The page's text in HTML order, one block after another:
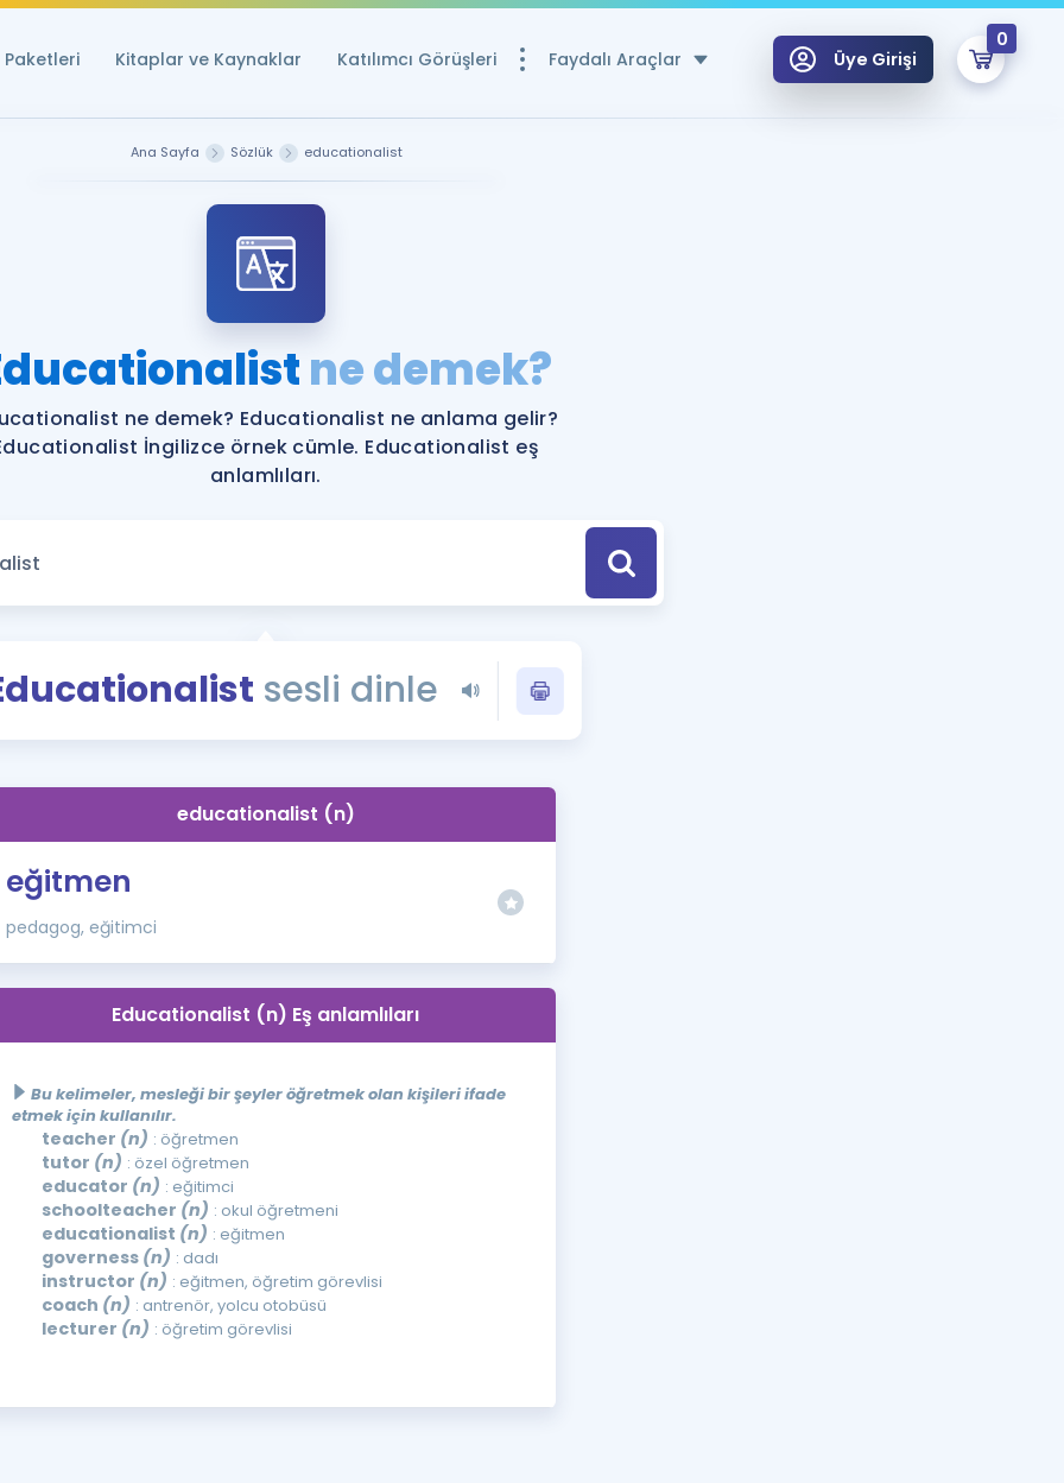
Paketleri Kitaplar ve Kaynaklar Katılımcı Görüşleri Faydalı Araçlar
Ücretsiz Kaynaklar
YDS ve YÖKDİL için Ücretsiz Kaynaklar
YDS ve YÖKDİL Puan Hesaplama Aracı
YDS ve YÖKDİL'e Hazırlananlar için Öneriler
Eğitim ve Kitaplara Özel Fırsatlar
YDS - YÖKDİL Tüm Sınavlarla İlgili Haberler
İngilizce Gramer
İngilizce Gramer ve Konu Anlatımı
Üye Girişi
0
Remzi Hoca ile seni sınava hazırlayacak onlarca eğitim seni bekliyor!
Ana Sayfa Sözlük educationalist
ne demek?
ne demek? Educationalist ne anlama gelir?
İngilizce örnek cümle. Educationalist eş
anlamlıları.
sesli dinle
educationalist (n)
eğitmen
pedagog, eğitimci
Educationalist (n) Eş anlamlıları
Bu kelimeler, mesleği bir şeyler öğretmek olan kişileri ifade
etmek için kullanılır.
teacher (n) : öğretmen
tutor (n) : özel öğretmen
educator (n) : eğitimci
schoolteacher (n) : okul öğretmeni
educationalist (n) : eğitmen
governess (n) : dadı
instructor (n) : eğitmen, öğretim görevlisi
coach (n) : antrenör, yolcu otobüsü
lecturer (n) : öğretim görevlisi